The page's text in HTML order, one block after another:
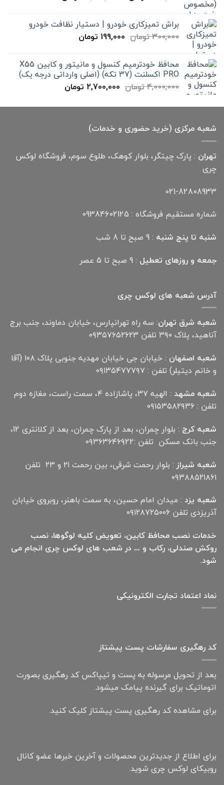
تا
براش تمیزکاری خودرو | دستیار نظافت خودرو
300,000تومان قیمت
بود.
199,000 تومانقیمت
199,000 تومان
است. محافظ خودترمیم کنسول و مانیتور و کابین X55
PRO اکسلنت (37 تکه) (اصلی وارداتی درجه یک)
4,000,000تومان قیمت
4,000,000 تومان
2,700,000 تومانقیمت
2,700,000 تومان
شعبه مرکزی (خرید حضوری و خدمات)
تهران : پارک چیتگر، بلوار کوهک، طلوع سوم، فروشگاه لوکس
چری
021-82808933
شماره مستقیم فروشگاه : 09384602125
شنبه تا پنج شنبه : 9 صبح تا 8 شب
جمعه و روزهای تعطیل : 9 صبح تا 5 عصر
آدرس شعبه های لوکس چری
شعبه شرق تهران: سه راه تهرانپارس، خیابان دماوند، جنب برج
آناهید، پلاک ۳۹۰ تلفن ۰۹۳۵۷۶۵۲۶۲۳
شعبه اصفهان
: خیابان جی خیابان مهدیه جنوبی پلاک ۱۰۸ (آقا
و خانم دیتیلر) تلفن : ۰۹۱۳۵۴۷۷۷۹۷
شعبه مشهد
: الهیه ۳۷، پاشازاده ۴، سمت راست، مغازه دوم
تلفن : ۰۹۱۵۳۵۸۲۹۳۶
شعبه کرج
: بلوار چمران، بعد از پارک چمران، بعد از کلانتری 12،
جنب بانک مسکن تلفن :۰۹۳۶۳۶۴۶۹22
شعبه شیراز
: بلوار رحمت شرقی، بین رحمت ۲۱ و ۲۳ تلفن
۰۹۳۸۸۵۲۱۸۶۱
شعبه یزد : میدان امام حسین، به سمت باهنر، روبروی خیابان
آذریزدی تلفن ۰۹۱۲۸۷۲۵۰۰۶
خدمات نصب محافظ کابین، تعویض کلیه لوگوها، نصب
روکش صندلی، رکاب و … در شعب های لوکس چری انجام می
شود.
نماد اعتماد تجارت الكترونیكی
کد رهگیری سفارشات پست پیشتاز
بعد از تحویل مرسوله به پست و تیپاکس کد رهگیری بصورت
اتوماتیک برای گیرنده پیامک میشود.
برای مشاهده کد رهگیری پست پیشتاز کلیک کنید.
برای اطلاع از جدیدترین محصولات و آخرین خبرها عضو کانال
روبیکای لوکس چری شوید.